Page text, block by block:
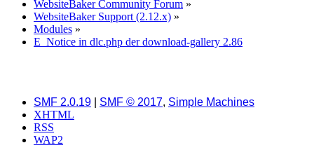
WebsiteBaker Community Forum »
WebsiteBaker Support (2.12.x) »
Modules »
E_Notice in dlc.php der download-gallery 2.86
SMF 2.0.19 SMF © 2017, Simple Machines
XHTML
RSS
WAP2